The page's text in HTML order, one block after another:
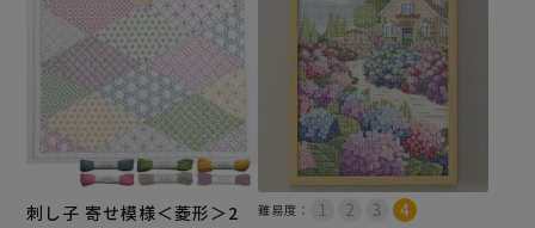
刺し子 寄せ模様＜菱形＞2
難易度：